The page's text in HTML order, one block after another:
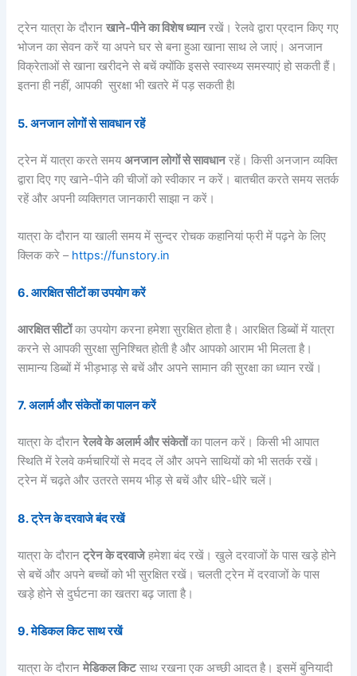
ट्रेन यात्रा के दौरानखाने-पीने का विशेष ध्यानरखें। रेलवे द्वारा प्रदान किए गए
भोजन का सेवन करें या अपने घर से बना हुआ खाना साथ ले जाएं। अनजान
विक्रेताओं से खाना खरीदने से बचें क्योंकि इससे स्वास्थ्य समस्याएं हो सकती हैं।
इतना ही नहीं, आपकी सुरक्षा भी खतरे में पड़ सकती हैI
5.अनजान लोगों से सावधान रहें
ट्रेन में यात्रा करते समयअनजान लोगों से सावधानरहें। किसी अनजान व्यक्ति
द्वारा दिए गए खाने-पीने की चीजों को स्वीकार न करें। बातचीत करते समय सतर्क
रहें और अपनी व्यक्तिगत जानकारी साझा न करें।
यात्रा के दौरान या खाली समय में सुन्दर रोचक कहानियां फ्री में पढ़ने के लिए
क्लिक करे – https://funstory.in
6.आरक्षित सीटों का उपयोग करें
आरक्षित सीटोंका उपयोग करना हमेशा सुरक्षित होता है। आरक्षित डिब्बों में यात्रा
करने से आपकी सुरक्षा सुनिश्चित होती है और आपको आराम भी मिलता है।
सामान्य डिब्बों में भीड़भाड़ से बचें और अपने सामान की सुरक्षा का ध्यान रखें।
7.अलार्म और संकेतों का पालन करें
यात्रा के दौरानरेलवे के अलार्म और संकेतोंका पालन करें। किसी भी आपात
स्थिति में रेलवे कर्मचारियों से मदद लें और अपने साथियों को भी सतर्क रखें।
ट्रेन में चढ़ते और उतरते समय भीड़ से बचें और धीरे-धीरे चलें।
8.ट्रेन के दरवाजे बंद रखें
यात्रा के दौरानट्रेन के दरवाजेहमेशा बंद रखें। खुले दरवाजों के पास खड़े होने
से बचें और अपने बच्चों को भी सुरक्षित रखें। चलती ट्रेन में दरवाजों के पास
खड़े होने से दुर्घटना का खतरा बढ़ जाता है।
9.मेडिकल किट साथ रखें
यात्रा के दौरानमेडिकल किटसाथ रखना एक अच्छी आदत है। इसमें बुनियादी